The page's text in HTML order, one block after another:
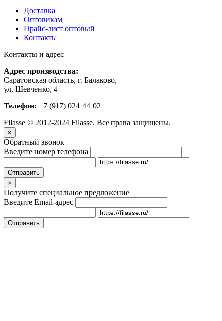
Доставка
Оптовикам
Прайс-лист оптовый
Контакты
Контакты и адрес
Адрес производства:
Саратовская область, г. Балаково,
ул. Шевченко, 4
Телефон: +7 (917) 024-44-02
Filasse © 2012-2024 Filasse. Все права защищены.
×
Обратный звонок
Введите номер телефона
×
Получите специальное предложение
Введите Email-адрес